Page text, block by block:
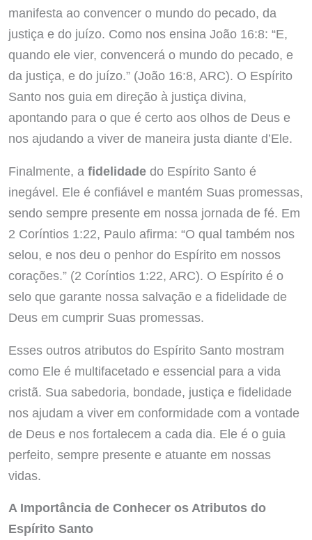
manifesta ao convencer o mundo do pecado, da
justiça e do juízo. Como nos ensina João 16:8: “E,
quando ele vier, convencerá o mundo do pecado, e
da justiça, e do juízo.” (João 16:8, ARC). O Espírito
Santo nos guia em direção à justiça divina,
apontando para o que é certo aos olhos de Deus e
nos ajudando a viver de maneira justa diante d’Ele.
Finalmente, a fidelidadedo Espírito Santo é
inegável. Ele é confiável e mantém Suas promessas,
sendo sempre presente em nossa jornada de fé. Em
2 Coríntios 1:22, Paulo afirma: “O qual também nos
selou, e nos deu o penhor do Espírito em nossos
corações.” (2 Coríntios 1:22, ARC). O Espírito é o
selo que garante nossa salvação e a fidelidade de
Deus em cumprir Suas promessas.
Esses outros atributos do Espírito Santo mostram
como Ele é multifacetado e essencial para a vida
cristã. Sua sabedoria, bondade, justiça e fidelidade
nos ajudam a viver em conformidade com a vontade
de Deus e nos fortalecem a cada dia. Ele é o guia
perfeito, sempre presente e atuante em nossas
vidas.
A Importância de Conhecer os Atributos do
Espírito Santo